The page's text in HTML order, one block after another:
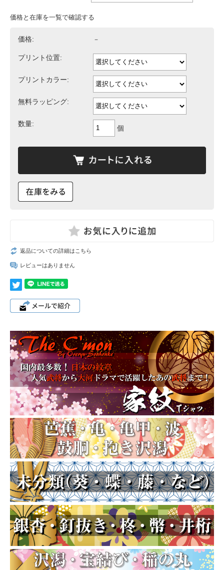
価格と在庫を一覧で確認する
価格: －
プリント位置:
プリントカラー:
無料ラッピング:
数量:
個
返品についての詳細はこちら
レビューはありません